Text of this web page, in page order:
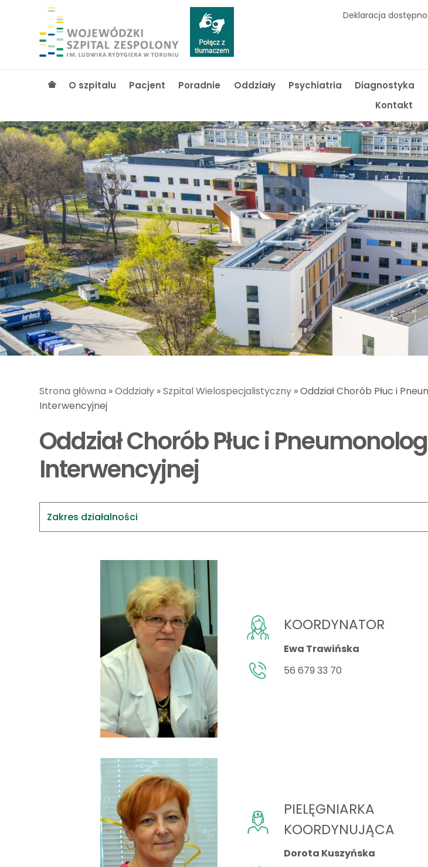
Deklaracja
 O szpitalu Pacjent Poradnie Oddziały Psychiatria Diagnostyka
Kontakt
Strona główna »Oddziały »Szpital Wielospecjalistyczny »Oddział Chorób Płuc i
Interwencyjnej
Oddział Chorób Płuc i
Interwencyjnej
Zakres działalności
KOORDYNATOR
Ewa Trawińska
56 679 33 70
PIELĘGNIARKA
KOORDYNUJĄCA
Dorota Kuszyńska